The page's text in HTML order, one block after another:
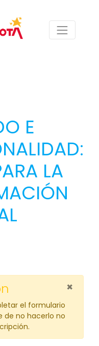
E
LA
×
el formulario
de no hacerlo no